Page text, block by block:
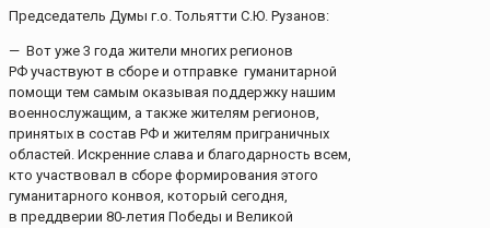
Председатель Думы г.о. Тольятти С.Ю. Рузанов:
— Вот уже 3 года жители многих регионов
РФ участвуют в сборе и отправке гуманитарной
помощи тем самым оказывая поддержку нашим
военнослужащим, а также жителям регионов,
принятых в состав РФ и жителям приграничных
областей. Искренние слава и благодарность всем,
кто участвовал в сборе формирования этого
гуманитарного конвоя, который сегодня,
в преддверии 80-летия Победы и Великой